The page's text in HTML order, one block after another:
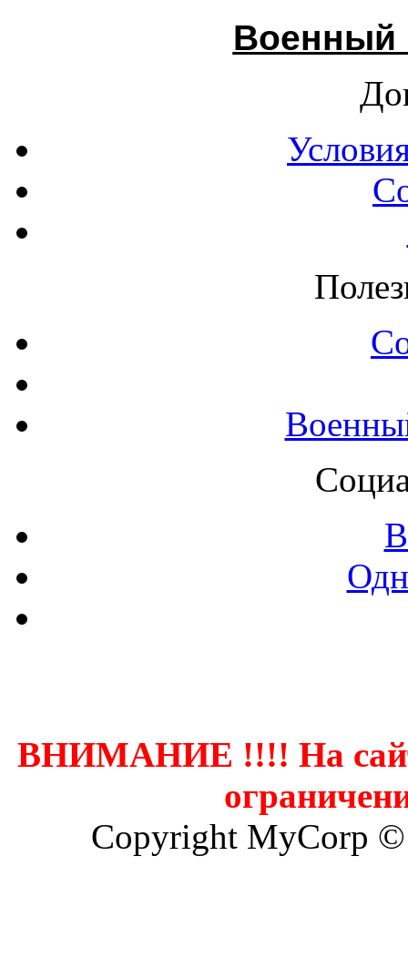
Военный
ВНИМАНИЕ !!!! На
Copyright MyCorp